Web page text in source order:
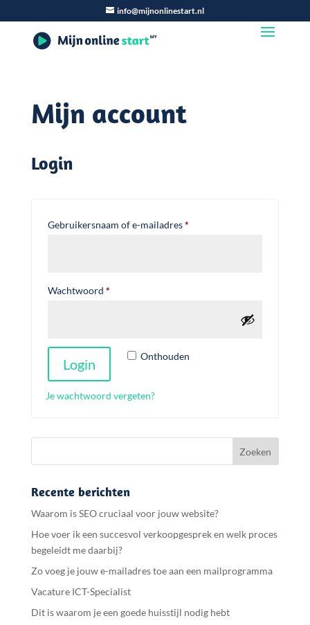
info@mijnonlinestart.nl
Mijn account
Login
Gebruikersnaam of e-mailadres*Vereist
Wachtwoord *Vereist
Onthouden
Login
Je wachtwoord vergeten?
Recente berichten
Waarom is SEO cruciaal voor jouw website?
Hoe voer ik een succesvol verkoopgesprek en welk proces
begeleidt me daarbij?
Zo voeg je jouw e-mailadres toe aan een mailprogramma
Vacature ICT-Specialist
Dit is waarom je een goede huisstijl nodig hebt